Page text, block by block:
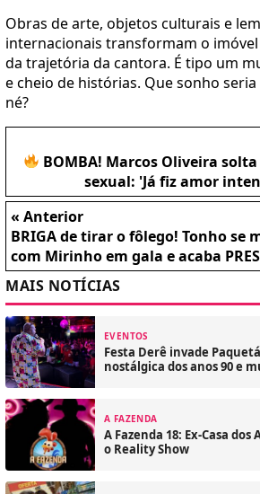
Obras de arte, objetos culturais e
internacionais transformam o
da trajetória da cantora. É tipo um
e cheio de histórias. Que sonho
né?
BOMBA! Marcos Oliveira
sexual: 'Já fiz amor
« Anterior
BRIGA de tirar o fôlego! Tonho se
com Mirinho em gala e acaba
MAIS NOTÍCIAS
EVENTOS
Festa Derê invade
nostálgica dos anos 90 e
A FAZENDA
A Fazenda 18: Ex-Casa
o Reality Show